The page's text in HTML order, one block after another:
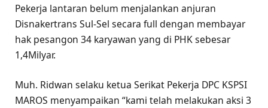
Pekerja lantaran belum menjalankan anjuran
Disnakertrans Sul-Sel secara full dengan membayar
hak pesangon 34 karyawan yang di PHK sebesar
1,4Milyar.
Muh. Ridwan selaku ketua Serikat Pekerja DPC KSPSI
MAROS menyampaikan “kami telah melakukan aksi 3